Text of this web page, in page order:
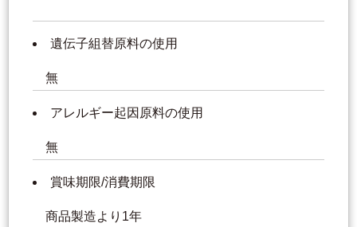
遺伝子組替原料の使用
無
アレルギー起因原料の使用
無
賞味期限/消費期限
商品製造より1年